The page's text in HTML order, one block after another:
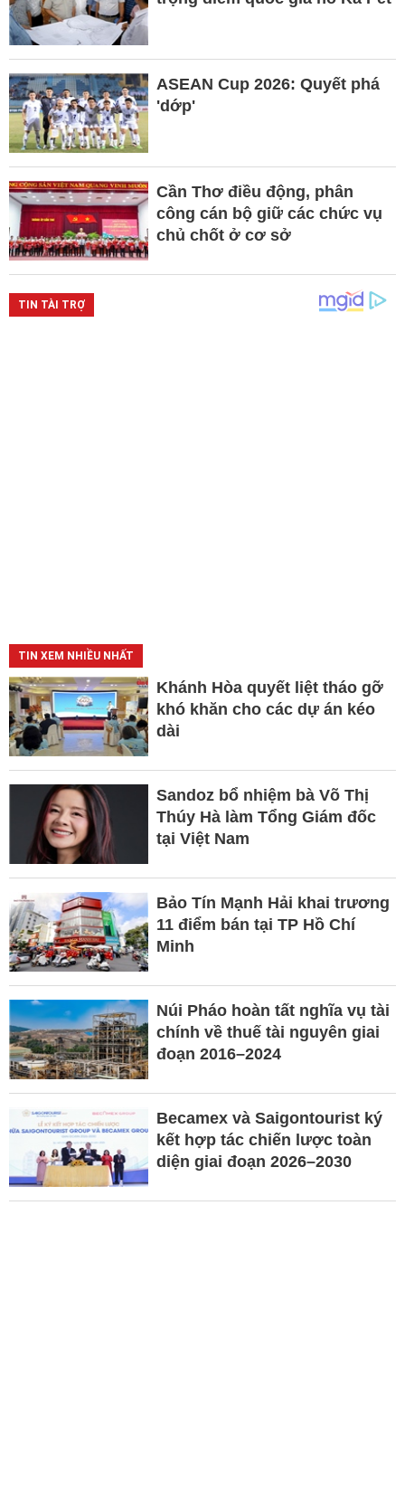
ASEAN Cup 2026: Quyết phá
'dớp'
Cần Thơ điều động, phân
công cán bộ giữ các chức vụ
chủ chốt ở cơ sở
TIN XEM NHIỀU NHẤT
Khánh Hòa quyết liệt tháo gỡ
khó khăn cho các dự án kéo
dài
Sandoz bổ nhiệm bà Võ Thị
Thúy Hà làm Tổng Giám đốc
tại Việt Nam
Bảo Tín Mạnh Hải khai trương
11 điểm bán tại TP Hồ Chí
Minh
Núi Pháo hoàn tất nghĩa vụ tài
chính về thuế tài nguyên giai
đoạn 2016–2024
Becamex và Saigontourist ký
kết hợp tác chiến lược toàn
diện giai đoạn 2026–2030